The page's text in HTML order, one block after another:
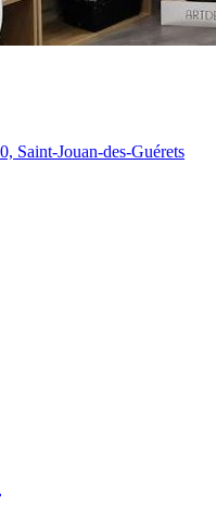
Saint-Jouan-des-Guérets